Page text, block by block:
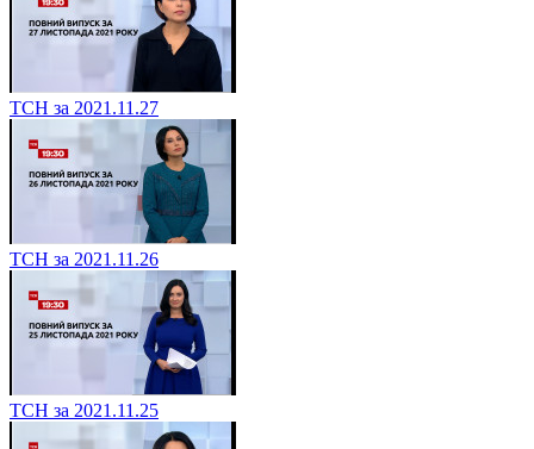
ТСН за 2021.11.27
ТСН за 2021.11.26
ТСН за 2021.11.25